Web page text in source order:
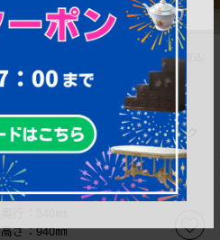
¥118,800 (税込)
¥112,860 (税込)
R-087795
イギリスアンティーク オーク材 ク
ラシカルな彫刻入りのコールボック
ス (R-087795)
幅：440㎜
高さ：940㎜